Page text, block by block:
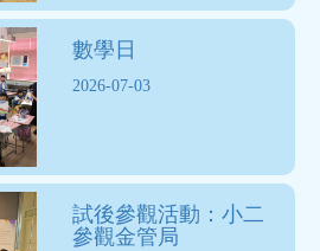
數學日
2026-07-03
試後參觀活動：小二
參觀金管局